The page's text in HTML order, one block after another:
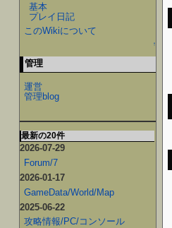
基本
プレイ日記
このWikiについて
↑
管理
運営
管理blog
最新の20件
2026-07-29
Forum/7
2026-01-17
GameData/World/Map
2025-06-22
攻略情報/PC/コンソール